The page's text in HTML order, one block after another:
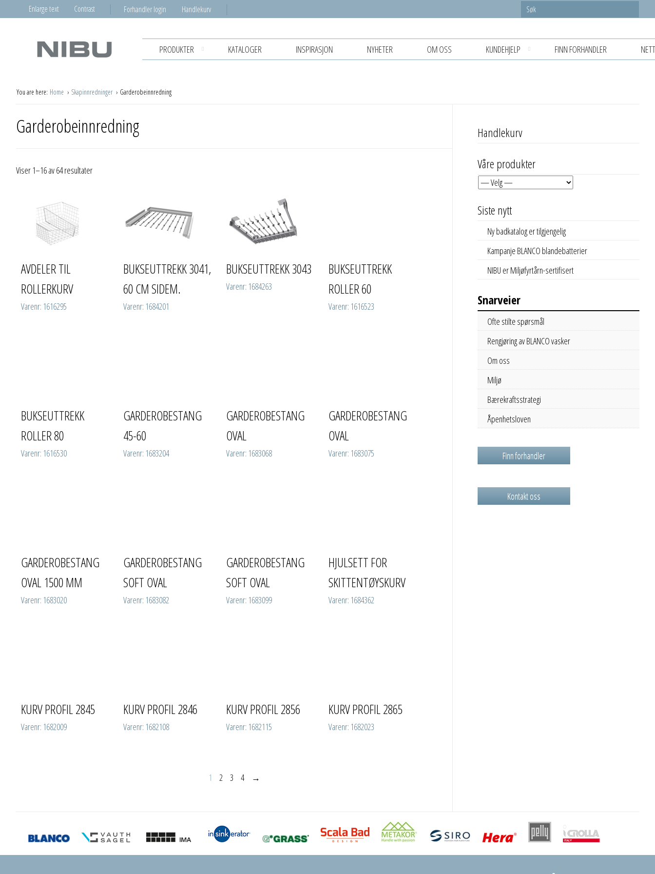
Enlarge text Contrast Forhandler login Handlekurv
PRODUKTER KATALOGER INSPIRASJON NYHETER OM OSS KUNDEHJELP FINN FORHANDLER
You are here: Home Skapinnredninger Garderobeinnredning
Garderobeinnredning
Viser 1–16 av 64 resultater
AVDELER TIL
ROLLERKURV
Varenr: 1616295
BUKSEUTTREKK 3041,
60 CM SIDEM.
Varenr: 1684201
BUKSEUTTREKK 3043
Varenr: 1684263
BUKSEUTTREKK
ROLLER 60
Varenr: 1616523
BUKSEUTTREKK
ROLLER 80
Varenr: 1616530
GARDEROBESTANG
45-60
Varenr: 1683204
GARDEROBESTANG
OVAL
Varenr: 1683068
GARDEROBESTANG
OVAL
Varenr: 1683075
GARDEROBESTANG
OVAL 1500 MM
Varenr: 1683020
GARDEROBESTANG
SOFT OVAL
Varenr: 1683082
GARDEROBESTANG
SOFT OVAL
Varenr: 1683099
HJULSETT FOR
SKITTENTØYSKURV
Varenr: 1684362
KURV PROFIL 2845
Varenr: 1682009
KURV PROFIL 2846
Varenr: 1682108
KURV PROFIL 2856
Varenr: 1682115
KURV PROFIL 2865
Varenr: 1682023
1 2 3 4 →
Handlekurv
Våre produkter
Siste nytt
Ny badkatalog er tilgjengelig
Kampanje BLANCO blandebatterier
NIBU er Miljøfyrtårn-sertifisert
Snarveier
Ofte stilte spørsmål
Rengjøring av BLANCO vasker
Om oss
Miljø
Bærekraftsstrategi
Åpenhetsloven
Finn forhandler
Kontakt oss